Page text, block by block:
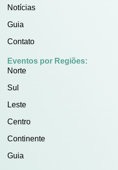
Notícias
Guia
Contato
Eventos por Regiões:
Norte
Sul
Leste
Centro
Continente
Guia